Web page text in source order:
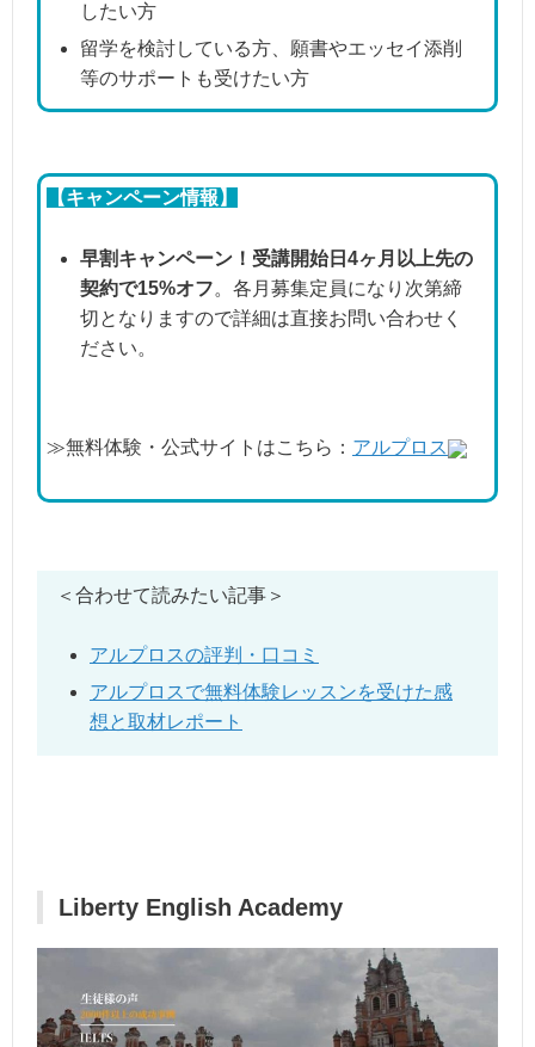
したい方
留学を検討している方、願書やエッセイ添削
等のサポートも受けたい方
【キャンペーン情報】
早割キャンペーン！受講開始日4ヶ月以上先の
契約で15%オフ。各月募集定員になり次第締
切となりますので詳細は直接お問い合わせく
ださい。
≫無料体験・公式サイトはこちら： アルプロス
＜合わせて読みたい記事＞
アルプロスの評判・口コミ
アルプロスで無料体験レッスンを受けた感
想と取材レポート
Liberty English Academy